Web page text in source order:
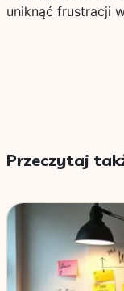
uniknąć frustracji
Przeczytaj